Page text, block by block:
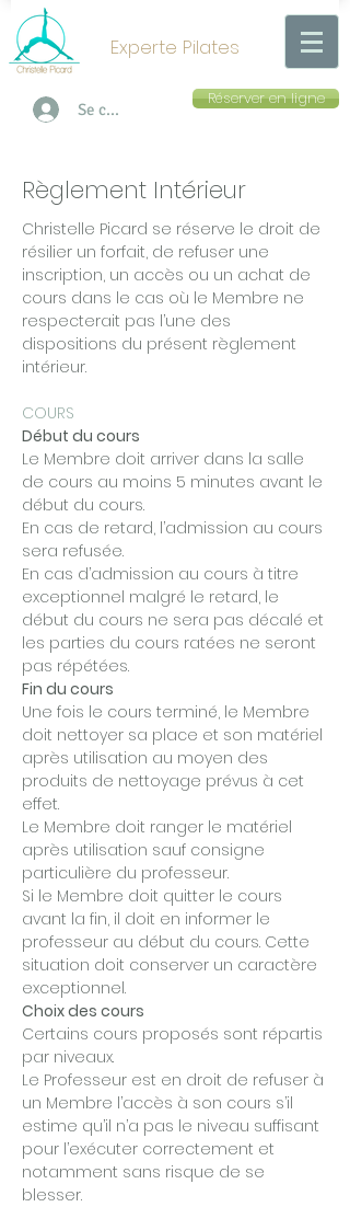
Experte Pilates
Se connecter
Réserver en ligne
Règlement Intérieur
Christelle Picard se réserve le droit de
résilier un forfait, de refuser une
inscription, un accès ou un achat de
cours dans le cas où le Membre ne
respecterait pas l’une des
dispositions du présent règlement
intérieur.
COURS
Début du cours
Le Membre doit arriver dans la salle
de cours au moins 5 minutes avant le
début du cours.
En cas de retard, l’admission au cours
sera refusée.
En cas d’admission au cours à titre
exceptionnel malgré le retard, le
début du cours ne sera pas décalé et
les parties du cours ratées ne seront
pas répétées.
Fin du cours
Une fois le cours terminé, le Membre
doit nettoyer sa place et son matériel
après utilisation au moyen des
produits de nettoyage prévus à cet
effet.
Le Membre doit ranger le matériel
après utilisation sauf consigne
particulière du professeur.
Si le Membre doit quitter le cours
avant la fin, il doit en informer le
professeur au début du cours. Cette
situation doit conserver un caractère
exceptionnel.
Choix des cours
Certains cours proposés sont répartis
par niveaux.
Le Professeur est en droit de refuser à
un Membre l’accès à son cours s’il
estime qu’il n’a pas le niveau suffisant
pour l’exécuter correctement et
notamment sans risque de se
blesser.